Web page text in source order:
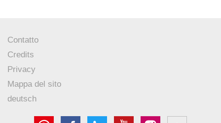
Contatto
Credits
Privacy
Mappa del sito
deutsch